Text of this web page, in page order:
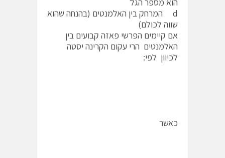
d המרחק בין האלמנטים (בהנחה שהוא
שווה לכולם)
אם קיימים הפרשי פאזה קבועים בין
האלמנטים הרי עקום הקרינה יסטה
לכיוון לפי:
כאשר